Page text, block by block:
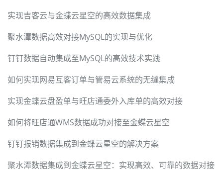
实现吉客云与金蝶云星空的高效数据集成
聚水潭数据高效对接MySQL的实现与优化
钉钉数据自动集成至MySQL的高效技术实践
如何实现网易互客订单与管易云系统的无缝集成
实现金蝶云盘盈单与旺店通委外入库单的高效对接
如何将旺店通WMS数据成功对接至金蝶云星空
钉钉报销数据集成到金蝶云星空的解决方案
聚水潭数据集成到金蝶云星空：实现高效、可靠的数据对接